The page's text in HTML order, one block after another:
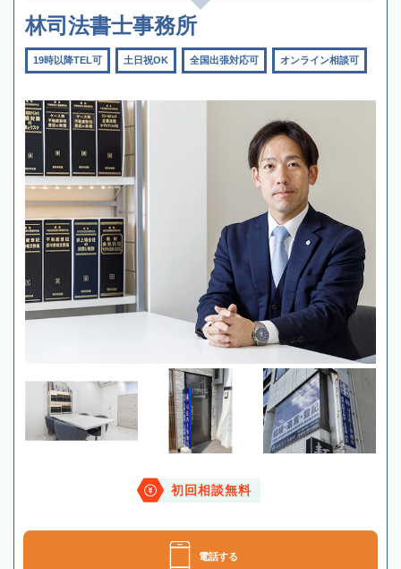
林司法書士事務所
19時以降TEL可 土日祝OK 全国出張対応可 オンライン相談可
初回相談無料
電話する